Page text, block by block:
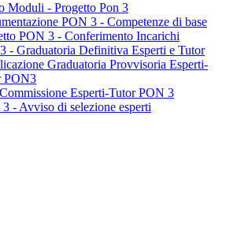
Moduli - Progetto Pon 3
PON 3 - Competenze di base
PON 3 - Conferimento Incarichi
- Graduatoria Definitiva Esperti e Tutor
Graduatoria Provvisoria Esperti-
PON3
Esperti-Tutor PON 3
- Avviso di selezione esperti